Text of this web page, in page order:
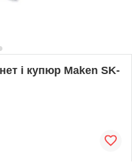
і купюр Maken SK-